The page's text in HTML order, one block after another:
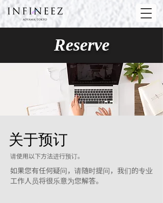
Reserve
关于预订
请使用以下方法进行预订。
如果您有任何疑问，请随时提问，我们的专业
工作人员将很乐意为您解答。